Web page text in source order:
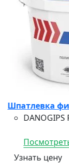
Шпатлевка
Узнать цену